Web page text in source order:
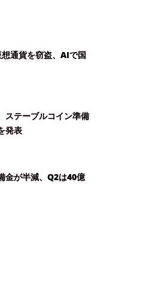
通貨を窃盗、AIで国
ステーブルコイン準備
発表
金が半減、Q2は40億